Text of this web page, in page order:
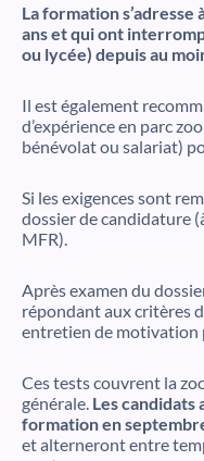
La formation s’adresse
ans et qui ont
ou lycée) depuis au
Il est également
d’expérience en parc
bénévolat ou salariat)
Si les exigences sont
dossier de candidature
MFR).
Après examen du
répondant aux critères
entretien de motivation
Ces tests couvrent la
générale. Les
formation en
et alterneront entre